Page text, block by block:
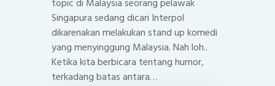
Singapura sedang dicari Interpol
dikarenakan melakukan stand up komedi
yang menyinggung Malaysia. Nah loh..
Ketika kita berbicara tentang humor,
terkadang batas antara…